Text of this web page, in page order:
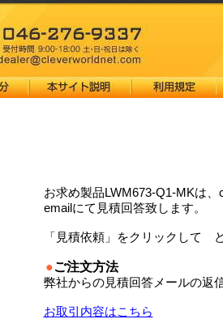
お求め製品LWM673-Q1-MKは
emailにて見積回答致します。
「見積依頼」をクリックして
●ご注文方法
弊社からの見積回答メールの返
お取引内容はこちら